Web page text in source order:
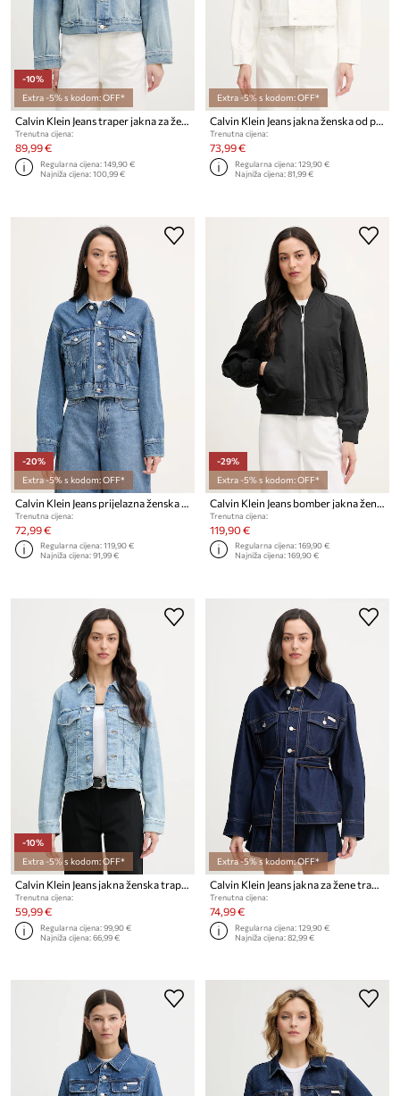
-10%
Extra -5% s kodom: OFF*
Calvin Klein Jeans traper jakna za žene
Trenutna cijena:
89,99 €
Regularna cijena:149,90 €
Najniža cijena:100,99 €
Extra -5% s kodom: OFF*
Calvin Klein Jeans jakna ženska od pamuka
Trenutna cijena:
73,99 €
Regularna cijena:129,90 €
Najniža cijena:81,99 €
-20%
Extra -5% s kodom: OFF*
Trenutna cijena:
72,99 €
Regularna cijena:119,90 €
Najniža cijena:91,99 €
-29%
Extra -5% s kodom: OFF*
Trenutna cijena:
119,90 €
Regularna cijena:169,90 €
Najniža cijena:169,90 €
-10%
Extra -5% s kodom: OFF*
Calvin Klein Jeans jakna ženska traper
Trenutna cijena:
59,99 €
Regularna cijena:99,90 €
Najniža cijena:66,99 €
Extra -5% s kodom: OFF*
Calvin Klein Jeans jakna za žene traperna
Trenutna cijena:
74,99 €
Regularna cijena:129,90 €
Najniža cijena:82,99 €